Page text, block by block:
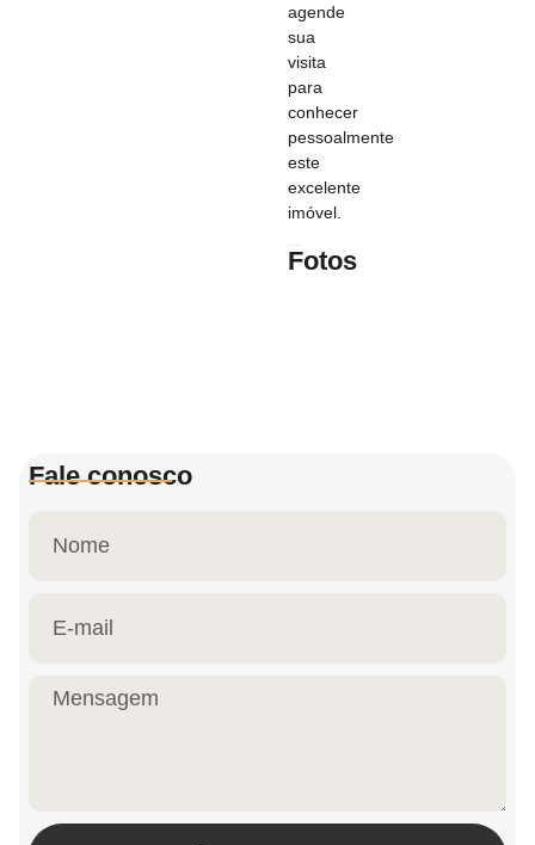
agende
sua
visita
para
conhecer
pessoalmente
este
excelente
imóvel.
Fotos
Fale conosco